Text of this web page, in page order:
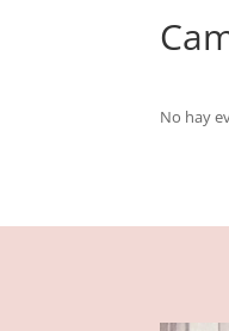
No hay